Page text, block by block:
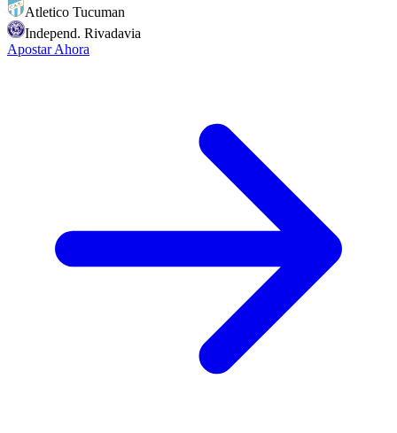
Atletico Tucuman
Independ. Rivadavia
Apostar Ahora